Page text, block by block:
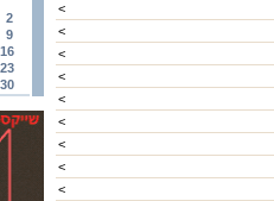
2
9
16
23
30
<
<
<
<
<
<
<
<
<